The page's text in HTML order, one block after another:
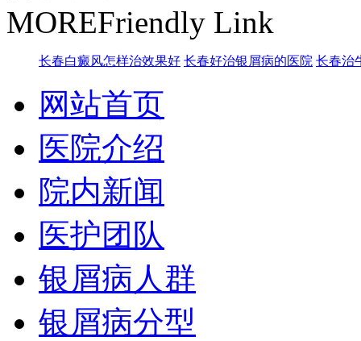
MOREFriendly Link
长春白癜风怎样治效果好 长春好治银屑病的医院 长春治
网站首页
医院介绍
院内新闻
医护团队
银屑病人群
银屑病分型